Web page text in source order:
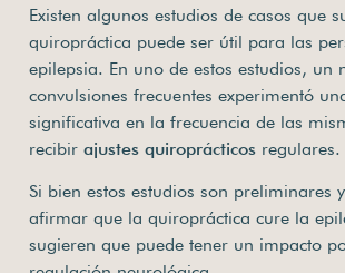
Existen algunos estudios de casos que
quiropráctica puede ser útil para las
epilepsia. En uno de estos estudios, un
convulsiones frecuentes experimentó
significativa en la frecuencia de las
recibir ajustes quiroprácticos regulares.
Si bien estos estudios son preliminares
afirmar que la quiropráctica cure la
sugieren que puede tener un impacto